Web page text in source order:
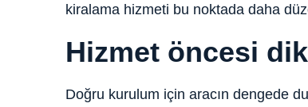
kiralama hizmeti bu noktada daha
Hizmet öncesi
Doğru kurulum için aracın dengede